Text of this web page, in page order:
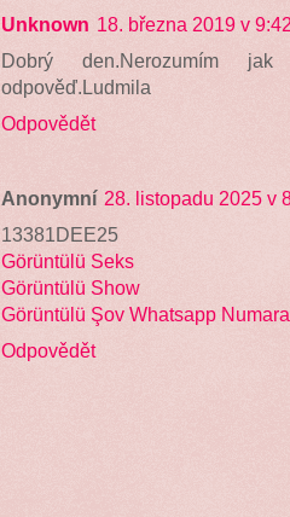
Unknown 18. března 2019 v
Dobrý den.Nerozumím
odpověď.Ludmila
Odpovědět
Anonymní 28. listopadu 2025 v
13381DEE25
Görüntülü Seks
Görüntülü Show
Görüntülü Şov Whatsapp
Odpovědět